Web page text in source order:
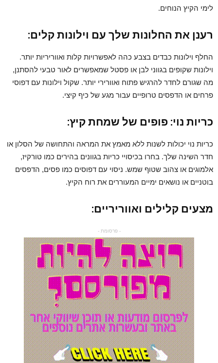
לימי הקיץ הנוחים.
רענן את החלונות שלך עם וילונות קלים:
החלף וילונות כבדים בצבע כהה לאפשרויות קלות ואווריריות יותר.
וילונות שקופים בגווני לבן או פסטל שמאפשרים לאור טבעי להסתנן,
מה שגורם לחדר להרגיש פתוח ואוורירי יותר. שקול וילונות עם דפוסי
פרחים או הדפסים טרופיים עבור מגע של כיף קיצי.
כריות נוי: פופים של שמחת קיץ:
כריות נוי יכולות לשנות ללא מאמץ את המראה והתחושה של הסלון או
חדר השינה שלך. בחרו בכיסויי כריות בגוונים בהירים כמו טורקיז,
אלמוגים או צהוב שטוף שמש. ניסוי עם דפוסים כמו פסים, הדפסים
בוטניים או נושאים ימיים המעוררים את רוח הקיץ.
מצעים קלילים ואווריריים:
- פרסומת -